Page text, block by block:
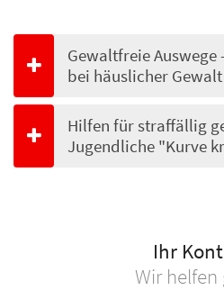
Gewaltfreie
bei häuslicher Gewalt
Hilfen für straffällig
Jugendliche "Kurve
Ihr
Wir helfen